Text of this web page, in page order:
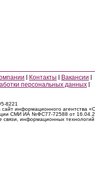
Контакты
Вакансии
персональных данных
8221
сайт информационного агентства
СМИ ИА №ФС77-72588 от
информационных